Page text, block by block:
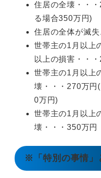
住居の全壊・・
る場合350万円)
住居の全体が滅
世帯主の1月以上
以上の損害・・
世帯主の1月以上
壊・・・270万
0万円)
世帯主の1月以上
壊・・・350万円
※「特別の事情」